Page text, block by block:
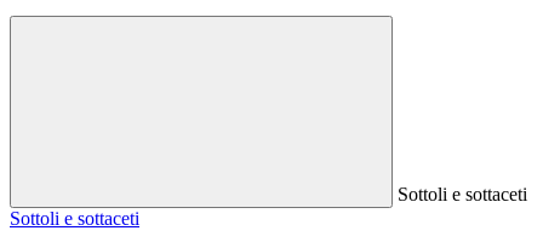
Sottoli e sottaceti
Sottoli e sottaceti